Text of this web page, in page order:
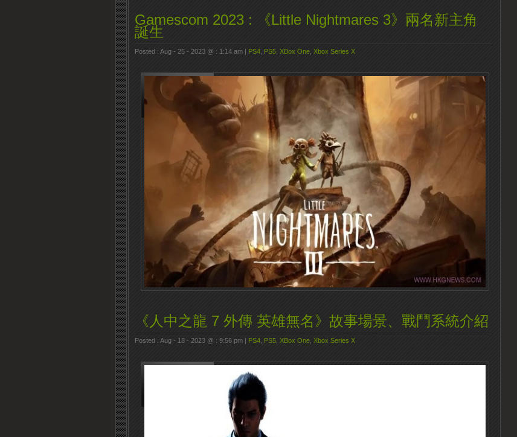
Gamescom 2023 : 《Little Nightmares 3》兩名新主角
誕生
Posted : Aug - 25 - 2023 @ : 1:14 am | PS4 PS5 XBox One Xbox Series X
《人中之龍 7 外傳 英雄無名》故事場景、戰鬥系統介紹
Posted : Aug - 18 - 2023 @ : 9:56 pm | PS4 PS5 XBox One Xbox Series X